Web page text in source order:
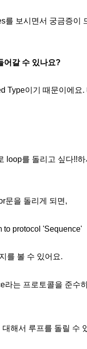
를 보시면서 궁금증이
어갈 수 있나요?
Type이기 때문이에요.
loop를 돌리고 싶다!!하
문을 돌리게 되면,
to protocol 'Sequence'
를 볼 수 있어요.
라는 프로토콜을 준수
해서 루프를 돌릴 수